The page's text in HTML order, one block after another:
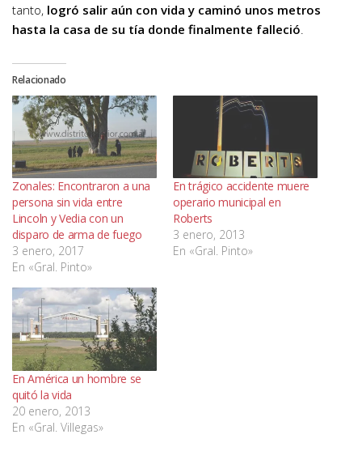
tanto, logró salir aún con vida y caminó unos metros
hasta la casa de su tía donde finalmente falleció.
Relacionado
Zonales: Encontraron a una
persona sin vida entre
Lincoln y Vedia con un
disparo de arma de fuego
3 enero, 2017
En «Gral. Pinto»
En trágico accidente muere
operario municipal en
3 enero, 2013
En «Gral. Pinto»
En América un hombre se
quitó la vida
20 enero, 2013
En «Gral. Villegas»